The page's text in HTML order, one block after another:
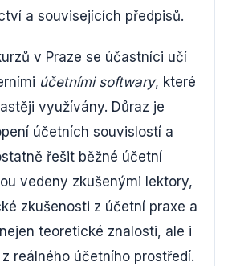
a souvisejících předpisů.
v Praze se účastníci učí
účetními softwary, které
využívány. Důraz je
účetních souvislostí a
řešit běžné účetní
vedeny zkušenými lektory,
zkušenosti z účetní praxe a
teoretické znalosti, ale i
reálného účetního prostředí.